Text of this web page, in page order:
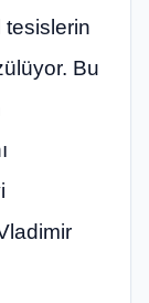
tesislerin
Bu